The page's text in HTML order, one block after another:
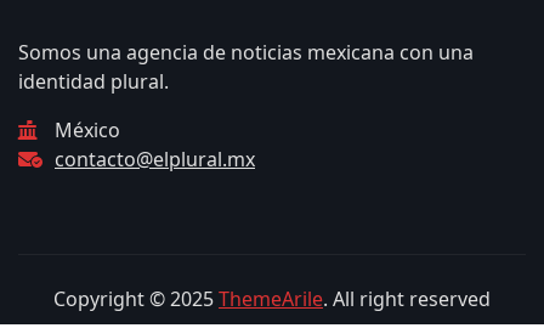
Somos una agencia de noticias mexicana con una
identidad plural.
México
contacto@elplural.mx
Copyright © 2025ThemeArile. All right reserved